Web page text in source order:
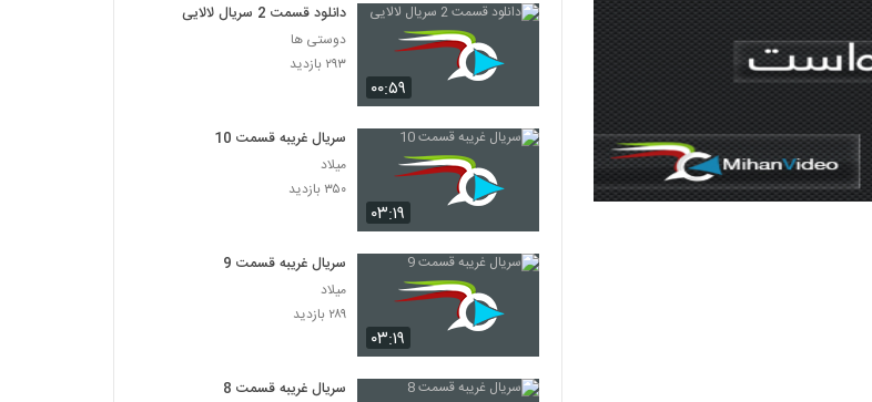
۰۰:۵۹
دانلود قسمت 2 سریال لالایی
دوستی ها
۲۹۳ بازدید
۰۳:۱۹
سریال غریبه قسمت 10
میلاد
۳۵۰ بازدید
۰۳:۱۹
سریال غریبه قسمت 9
میلاد
۲۸۹ بازدید
سریال غریبه قسمت 8